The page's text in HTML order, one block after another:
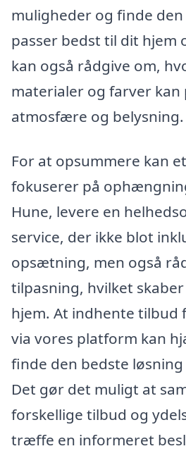
muligheder og finde
passer bedst til dit hjem
kan også rådgive om,
materialer og farver
atmosfære og belysning.
For at opsummere kan
fokuserer på
Hune, levere en
service, der ikke blot
opsætning, men også
tilpasning, hvilket
hjem. At indhente tilbud
via vores platform kan
finde den bedste
Det gør det muligt at
forskellige tilbud og
træffe en informeret